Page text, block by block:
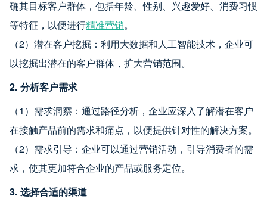
确其目标客户群体，包括年龄、性别、兴趣爱好、消费习惯
等特征，以便进行精准营销。
（2）潜在客户挖掘：利用大数据和人工智能技术，企业可
以挖掘出潜在的客户群体，扩大营销范围。
2. 分析客户需求
（1）需求洞察：通过路径分析，企业应深入了解潜在客户
在接触产品前的需求和痛点，以便提供针对性的解决方案。
（2）需求引导：企业可以通过营销活动，引导消费者的需
求，使其更加符合企业的产品或服务定位。
3. 选择合适的渠道